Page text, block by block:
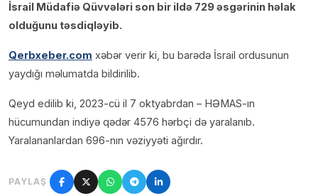
İsrail Müdafiə Qüvvələri son bir ildə 729 əsgərinin həlak
olduğunu təsdiqləyib.
Qerbxeber.com xəbər verir ki, bu barədə İsrail ordusunun
yaydığı məlumatda bildirilib.
Qeyd edilib ki, 2023-cü il 7 oktyabrdan – HƏMAS-ın
hücumundan indiyə qədər 4576 hərbçi də yaralanıb.
Yaralananlardan 696-nın vəziyyəti ağırdır.
PAYLAŞ